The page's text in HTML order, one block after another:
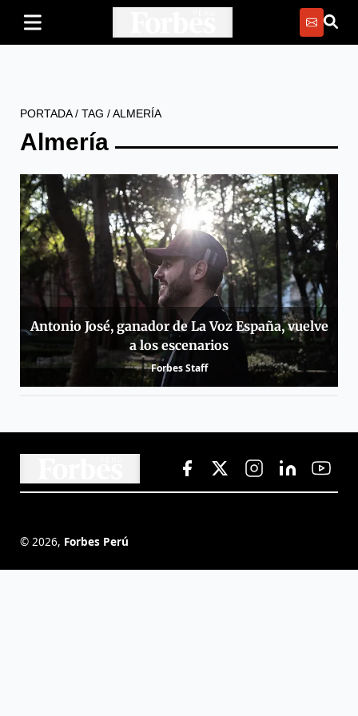
PORTADA/ TAG /ALMERÍA
Almería
Antonio José, ganador de La Voz España, vuelve
a los escenarios
Forbes Staff
© 2026, Forbes Perú